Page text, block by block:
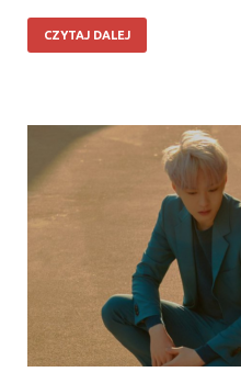
CZYTAJ DALEJ